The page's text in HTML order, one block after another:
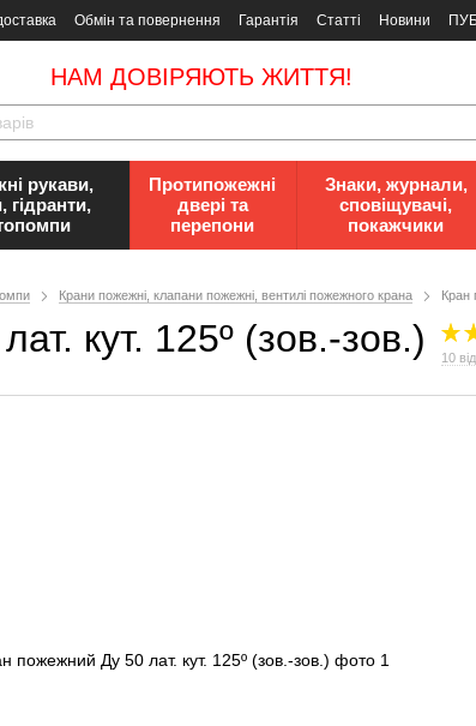
Обмін та повернення Гарантія Статті Новини
НАМ ДОВІРЯЮТЬ ЖИТТЯ!
рукави,
гідранти,
Протипожежні
двері та
перепони
Знаки, журнали,
сповіщувачі,
покажчики
Крани пожежні, клапани пожежні, вентилі пожежного крана Кран
кут. 125º (зов.-зов.) 10